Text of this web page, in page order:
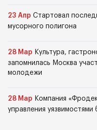
23 Апр Стартовал
мусорного полигона
28 Мар Культура,
запомнилась Москва
молодежи
28 Мар Компания
управления